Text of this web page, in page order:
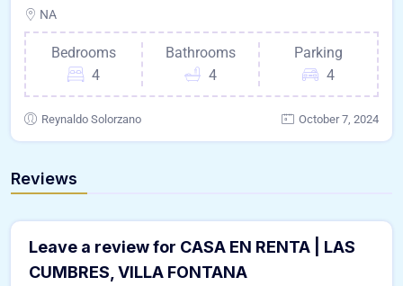
NA
Bedrooms
4
Bathrooms
4
Parking
4
Reynaldo Solorzano October 7, 2024
Reviews
Leave a review for CASA EN RENTA | LAS
CUMBRES, VILLA FONTANA